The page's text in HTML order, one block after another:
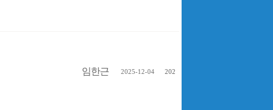
임한근 2025-12-04 202